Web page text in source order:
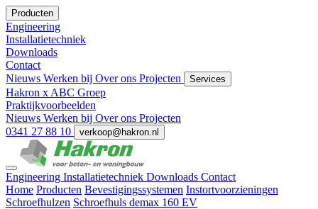
Producten
Engineering
Installatietechniek
Downloads
Contact
Nieuws Werken bij Over ons Projecten Services
Hakron x ABC Groep
Praktijkvoorbeelden
Nieuws Werken bij Over ons Projecten
0341 27 88 10
verkoop@hakron.nl
Engineering Installatietechniek Downloads Contact
Home Producten Bevestigingssystemen Instortvoorzieningen
Schroefhulzen Schroefhuls demax 160 EV